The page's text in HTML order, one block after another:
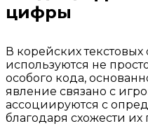
цифры
В корейских
используются не
особого кода,
явление связано с
ассоциируются с
благодаря схожести